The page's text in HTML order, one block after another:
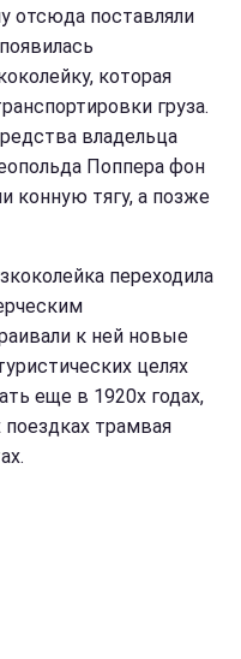
отсюда поставляли
которая
груза.
владельца
Поппера фон
конную тягу, а позже
переходила
к ней новые
целях
еще в 1920х годах,
трамвая